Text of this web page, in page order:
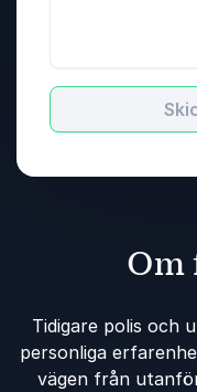
Om
Tidigare polis och
personliga
vägen från